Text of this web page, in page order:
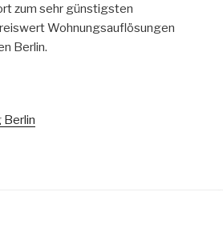
zum sehr günstigsten
Wohnungsauflösungen
Berlin.
Berlin